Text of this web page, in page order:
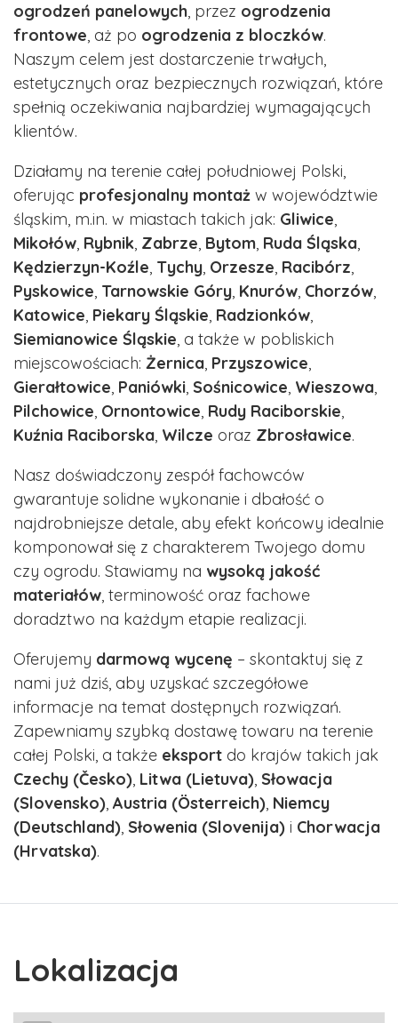
ogrodzeń panelowych, przez ogrodzenia
frontowe, aż po ogrodzenia z bloczków.
Naszym celem jest dostarczenie trwałych,
estetycznych oraz bezpiecznych rozwiązań, które
spełnią oczekiwania najbardziej wymagających
klientów.
Działamy na terenie całej południowej Polski,
oferując profesjonalny montaż w województwie
śląskim, m.in. w miastach takich jak: Gliwice,
Mikołów, Rybnik, Zabrze, Bytom, Ruda Śląska,
Kędzierzyn-Koźle, Tychy, Orzesze, Racibórz,
Pyskowice, Tarnowskie Góry, Knurów, Chorzów,
Katowice, Piekary Śląskie, Radzionków,
Siemianowice Śląskie, a także w pobliskich
miejscowościach: Żernica, Przyszowice,
Gierałtowice, Paniówki, Sośnicowice, Wieszowa,
Pilchowice, Ornontowice, Rudy Raciborskie,
Kuźnia Raciborska, Wilcze oraz Zbrosławice.
Nasz doświadczony zespół fachowców
gwarantuje solidne wykonanie i dbałość o
najdrobniejsze detale, aby efekt końcowy idealnie
komponował się z charakterem Twojego domu
czy ogrodu. Stawiamy na wysoką jakość
materiałów, terminowość oraz fachowe
doradztwo na każdym etapie realizacji.
Oferujemy darmową wycenę – skontaktuj się z
nami już dziś, aby uzyskać szczegółowe
informacje na temat dostępnych rozwiązań.
Zapewniamy szybką dostawę towaru na terenie
całej Polski, a także eksport do krajów takich jak
Czechy (Česko), Litwa (Lietuva), Słowacja
(Slovensko), Austria (Österreich), Niemcy
(Deutschland), Słowenia (Slovenija) i Chorwacja
(Hrvatska).
Lokalizacja